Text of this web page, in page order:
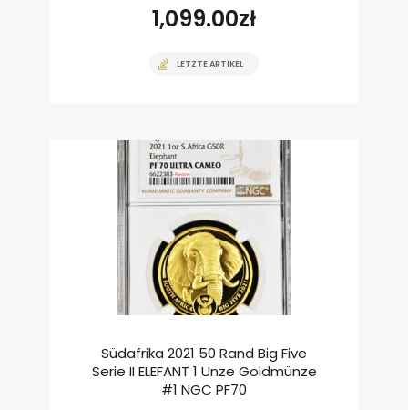
1,099.00zł
LETZTE ARTIKEL
Südafrika 2021 50 Rand Big Five
Serie II ELEFANT 1 Unze Goldmünze
#1 NGC PF70